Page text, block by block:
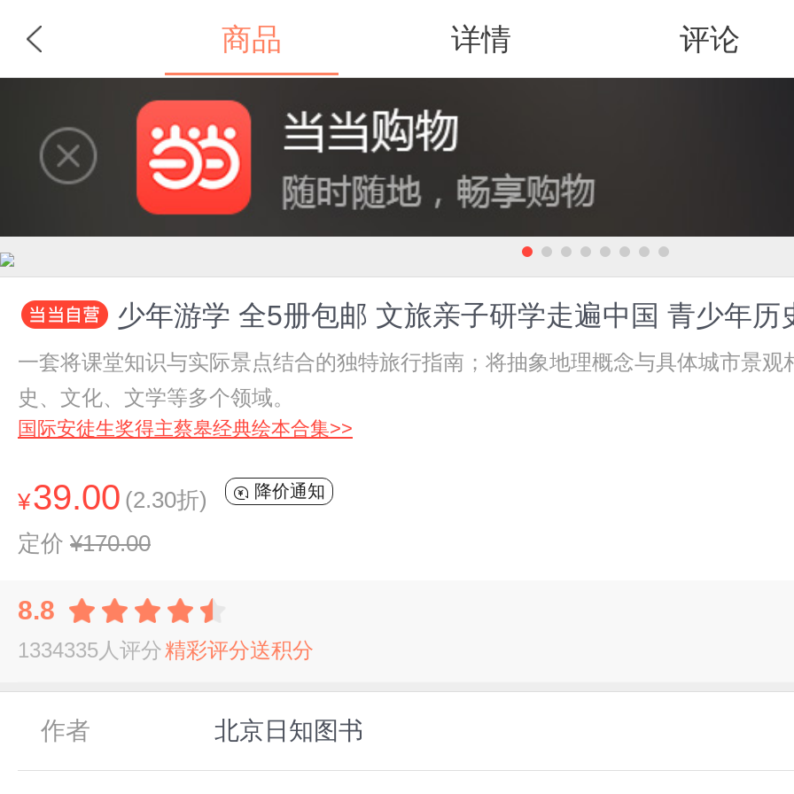
商品 详情 评论
分类
少年游学 全5册包邮 文旅亲子研学走遍中国 青少年历
一套将课堂知识与实际景点结合的独特旅行指南；将抽象地理概念与具体城市景
史、文化、文学等多个领域。
国际安徒生奖得主蔡皋经典绘本合集>>
¥39.00 (2.30折) 降价通知
定价 ¥170.00
8.8
1334335人评分精彩评分送积分
作者 北京日知图书